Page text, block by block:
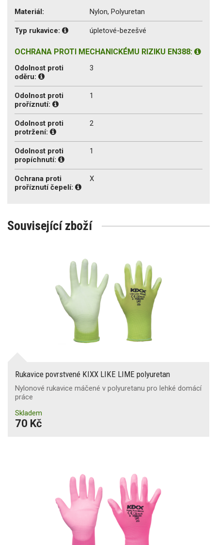
Materiál: Nylon, Polyuretan
Typ rukavice: úpletové-bezešvé
OCHRANA PROTI MECHANICKÉMU RIZIKU EN388:
Odolnost proti
oděru:
3
Odolnost proti
proříznutí:
1
Odolnost proti
protržení:
2
Odolnost proti
propíchnutí:
1
Ochrana proti
proříznutí čepelí:
X
Související zboží
Rukavice povrstvené KIXX LIKE LIME polyuretan
Nylonové rukavice máčené v polyuretanu pro lehké domácí
práce
Skladem
70 Kč